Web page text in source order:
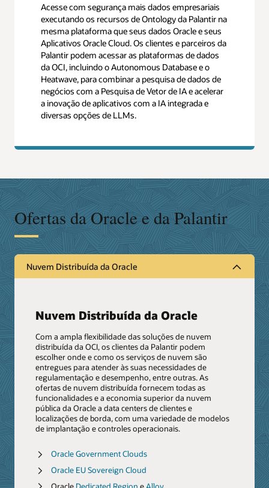
Acesse com segurança mais dados empresariais
executando os recursos de Ontology da Palantir na
mesma plataforma que seus dados Oracle e seus
Aplicativos Oracle Cloud. Os clientes e parceiros da
Palantir podem acessar as plataformas de dados
da OCI, incluindo o Autonomous Database e o
Heatwave, para combinar a pesquisa de dados de
negócios com a Pesquisa de Vetor de IA e acelerar
a inovação de aplicativos com a IA integrada e
diversas opções de LLMs.
Ofertas da Oracle e da Palantir
Nuvem Distribuída da Oracle
Nuvem Distribuída da Oracle
Com a ampla flexibilidade das soluções de nuvem
distribuída da OCI, os clientes da Palantir podem
escolher onde e como os serviços de nuvem são
entregues para atender às suas necessidades de
regulamentação e desempenho, entre outras. As
ofertas de nuvem distribuída fornecem todas as
funcionalidades e a economia superior da nuvem
pública da Oracle a data centers de clientes e
localizações de borda, com uma variedade de modelos
de implantação e controles operacionais.
Oracle Government Clouds
Oracle EU Sovereign Cloud
Oracle Dedicated Region eAlloy